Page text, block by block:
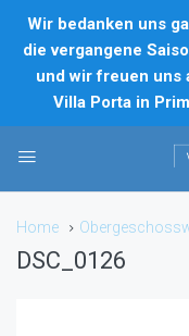
Wir bedanken uns
die vergangene
und wir freuen uns
Villa Porta in
Home
DSC_0126